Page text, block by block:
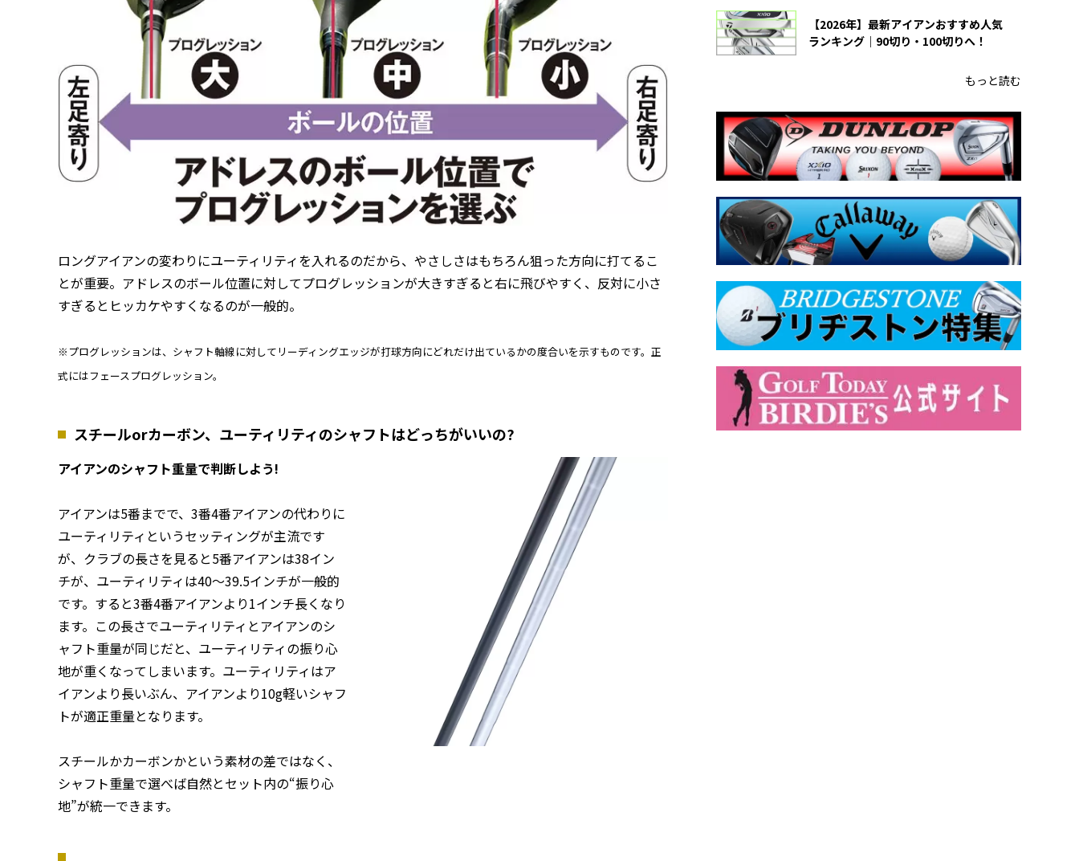
ロングアイアンの変わりにユーティリティを入れるのだから、やさしさはもちろん狙った方向に打てるこ
とが重要。アドレスのボール位置に対してプログレッションが大きすぎると右に飛びやすく、反対に小さ
すぎるとヒッカケやすくなるのが一般的。
※プログレッションは、シャフト軸線に対してリーディングエッジが打球方向にどれだけ出ているかの度合いを示すものです。正
式にはフェースプログレッション。
スチールorカーボン、ユーティリティのシャフトはどっちがいいの?
アイアンのシャフト重量で判断しよう!
アイアンは5番までで、3番4番アイアンの代わりに
ユーティリティというセッティングが主流です
が、クラブの長さを見ると5番アイアンは38イン
チが、ユーティリティは40～39.5インチが一般的
です。すると3番4番アイアンより1インチ長くなり
ます。この長さでユーティリティとアイアンのシ
ャフト重量が同じだと、ユーティリティの振り心
地が重くなってしまいます。ユーティリティはア
イアンより長いぶん、アイアンより10g軽いシャフ
トが適正重量となります。
スチールかカーボンかという素材の差ではなく、
シャフト重量で選べば自然とセット内の“振り心
地”が統一できます。
【2026年】最新アイアンおすすめ人気
ランキング｜90切り・100切りへ！
もっと読む